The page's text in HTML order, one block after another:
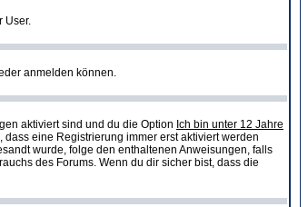
User.
anmelden können.
aktiviert sind und du die Option Ich bin unter 12 Jahre
eine Registrierung immer erst aktiviert werden
wurde, folge den enthaltenen Anweisungen, falls
des Forums. Wenn du dir sicher bist, dass die